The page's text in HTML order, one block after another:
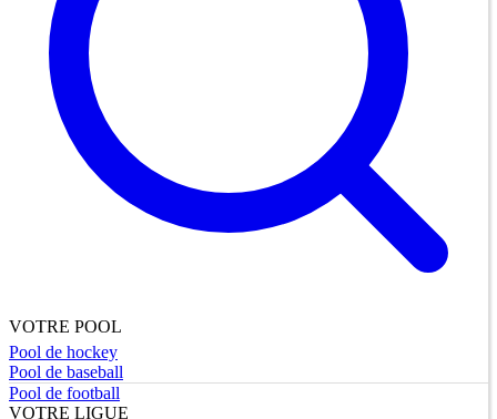
VOTRE POOL
Pool de hockey
Pool de baseball
Pool de football
VOTRE LIGUE